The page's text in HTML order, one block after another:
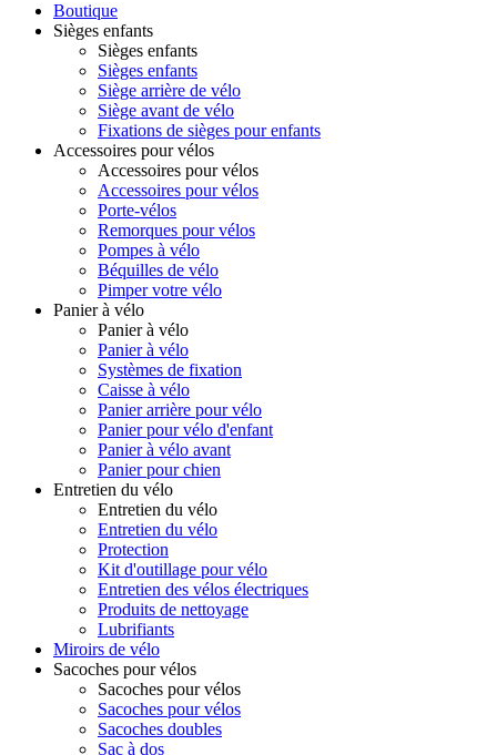
Boutique
Sièges enfants
Sièges enfants
Sièges enfants
Siège arrière de vélo
Siège avant de vélo
Fixations de sièges pour enfants
Accessoires pour vélos
Accessoires pour vélos
Accessoires pour vélos
Porte-vélos
Remorques pour vélos
Pompes à vélo
Béquilles de vélo
Pimper votre vélo
Panier à vélo
Panier à vélo
Panier à vélo
Systèmes de fixation
Caisse à vélo
Panier arrière pour vélo
Panier pour vélo d'enfant
Panier à vélo avant
Panier pour chien
Entretien du vélo
Entretien du vélo
Entretien du vélo
Protection
Kit d'outillage pour vélo
Entretien des vélos électriques
Produits de nettoyage
Lubrifiants
Miroirs de vélo
Sacoches pour vélos
Sacoches pour vélos
Sacoches pour vélos
Sacoches doubles
Sac à dos